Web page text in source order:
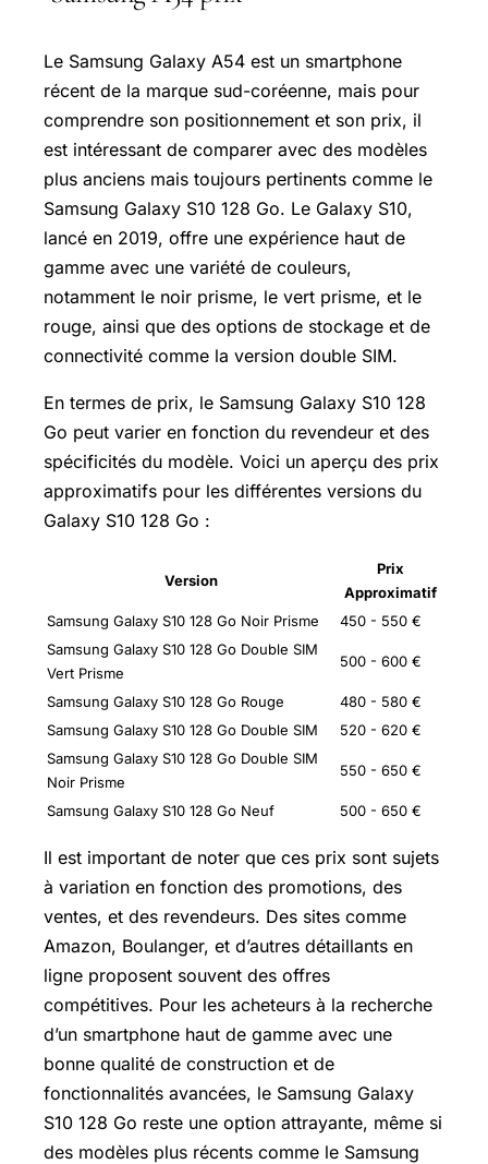
Le Samsung Galaxy A54 est un smartphone
récent de la marque sud-coréenne, mais pour
comprendre son positionnement et son prix, il
est intéressant de comparer avec des modèles
plus anciens mais toujours pertinents comme le
Samsung Galaxy S10 128 Go. Le Galaxy S10,
lancé en 2019, offre une expérience haut de
gamme avec une variété de couleurs,
notamment le noir prisme, le vert prisme, et le
rouge, ainsi que des options de stockage et de
connectivité comme la version double SIM.
En termes de prix, le Samsung Galaxy S10 128
Go peut varier en fonction du revendeur et des
spécificités du modèle. Voici un aperçu des prix
approximatifs pour les différentes versions du
Galaxy S10 128 Go :
Version
Prix
Approximatif
Samsung Galaxy S10 128 Go Noir Prisme
450 - 550 €
Samsung Galaxy S10 128 Go Double SIM
Vert Prisme
500 - 600 €
Samsung Galaxy S10 128 Go Rouge
480 - 580 €
Samsung Galaxy S10 128 Go Double SIM
520 - 620 €
Samsung Galaxy S10 128 Go Double SIM
Noir Prisme
550 - 650 €
Samsung Galaxy S10 128 Go Neuf 500 - 650 €
Il est important de noter que ces prix sont sujets
à variation en fonction des promotions, des
ventes, et des revendeurs. Des sites comme
Amazon, Boulanger, et d’autres détaillants en
ligne proposent souvent des offres
compétitives. Pour les acheteurs à la recherche
d’un smartphone haut de gamme avec une
bonne qualité de construction et de
fonctionnalités avancées, le Samsung Galaxy
S10 128 Go reste une option attrayante, même si
des modèles plus récents comme le Samsung